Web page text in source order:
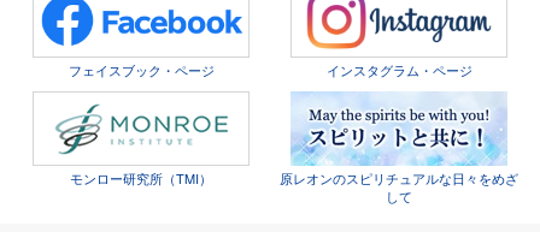
フェイスブック・ページ インスタグラム・ページ
モンロー研究所（TMI）
原レオンのスピリチュアルな日々をめざ
して